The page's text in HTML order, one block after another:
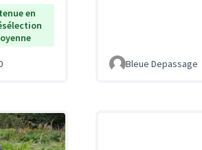
en
Bleue Depassage